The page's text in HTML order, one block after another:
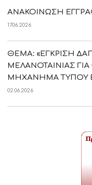
ΑΝΑΚΟΙΝΩΣΗ
17.06.2026
ΘΕΜΑ: «ΕΓΚΡΙΣΗ
ΜΕΛΑΝΟΤΑΙΝΙΑΣ
ΜΗΧΑΝΗΜΑ ΤΥΠΟΥ
02.06.2026